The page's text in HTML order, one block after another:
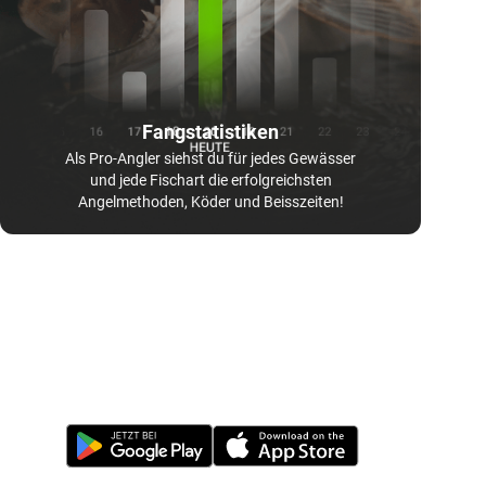
Fangstatistiken
Als Pro-Angler siehst du für jedes Gewässer
und jede Fischart die erfolgreichsten
Angelmethoden, Köder und Beisszeiten!